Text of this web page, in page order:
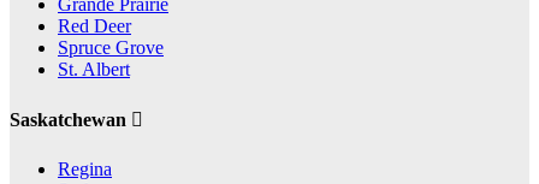
Grande Prairie
Red Deer
Spruce Grove
St. Albert
Saskatchewan
Regina